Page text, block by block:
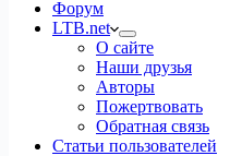
Форум
LTB.net
О сайте
Наши друзья
Авторы
Пожертвовать
Обратная связь
Статьи пользователей